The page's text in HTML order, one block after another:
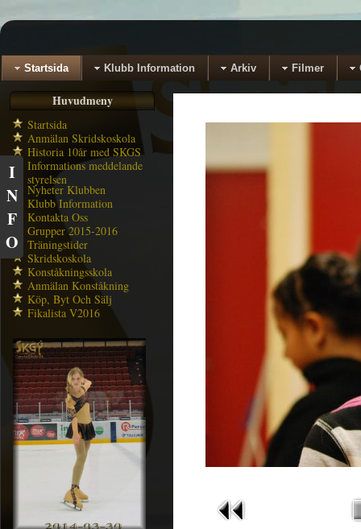
Startsida Klubb Information Arkiv Filmer
Huvudmeny
Startsida
Anmälan Skridskoskola
Historia 10år med SKGS
Informations meddelande
styrelsen
Nyheter Klubben
Klubb Information
Kontakta Oss
Grupper 2015-2016
Träningstider
Skridskoskola
Konståkningsskola
Anmälan Konståkning
Köp, Byt Och Sälj
Fikalista V2016
I
N
F
O